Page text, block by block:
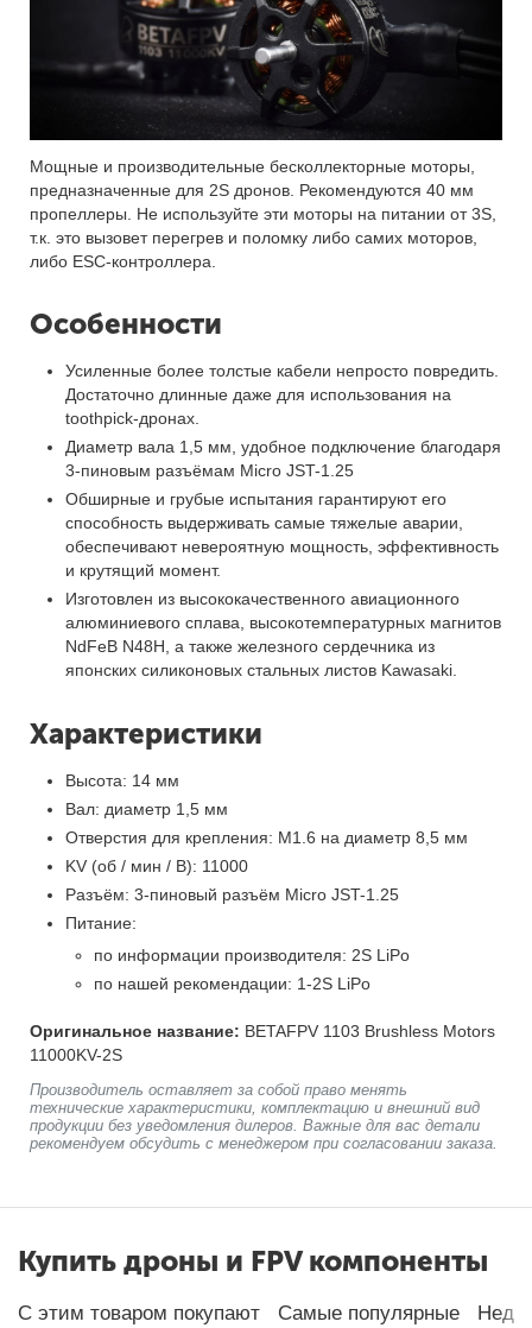
Мощные и производительные бесколлекторные моторы,
предназначенные для 2S дронов. Рекомендуются 40 мм
пропеллеры. Не используйте эти моторы на питании от 3S,
т.к. это вызовет перегрев и поломку либо самих моторов,
либо ESC-контроллера.
Особенности
Усиленные более толстые кабели непросто повредить.
Достаточно длинные даже для использования на
toothpick-дронах.
Диаметр вала 1,5 мм, удобное подключение благодаря
3-пиновым разъёмам Micro JST-1.25
Обширные и грубые испытания гарантируют его
способность выдерживать самые тяжелые аварии,
обеспечивают невероятную мощность, эффективность
и крутящий момент.
Изготовлен из высококачественного авиационного
алюминиевого сплава, высокотемпературных магнитов
NdFeB N48H, а также железного сердечника из
японских силиконовых стальных листов Kawasaki.
Характеристики
Высота: 14 мм
Вал: диаметр 1,5 мм
Отверстия для крепления: M1.6 на диаметр 8,5 мм
KV (об / мин / В): 11000
Разъём: 3-пиновый разъём Micro JST-1.25
Питание:
по информации производителя: 2S LiPo
по нашей рекомендации: 1-2S LiPo
Оригинальное название: BETAFPV 1103 Brushless Motors
11000KV-2S
Производитель оставляет за собой право менять
технические характеристики, комплектацию и внешний вид
продукции без уведомления дилеров. Важные для вас детали
рекомендуем обсудить с менеджером при согласовании заказа.
Купить дроны и FPV компоненты
С этим товаром покупают Самые популярные